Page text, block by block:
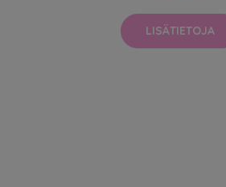
LISÄTIETOJA